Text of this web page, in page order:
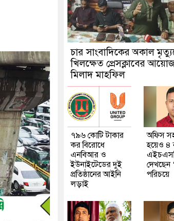
চার সাংবাদিকের অকাল
খিলক্ষেত প্রেসক্লাবের
মিলাদ মাহফিল
৭৯৬ কোটি টাকার
কর বিরোধে
এনবিআর ও
ইউনাইটেডের দুই
প্রতিষ্ঠানের আইনি
লড়াই
অফিস
হয়েও ৪
দেখছেন
পরিচয়ে